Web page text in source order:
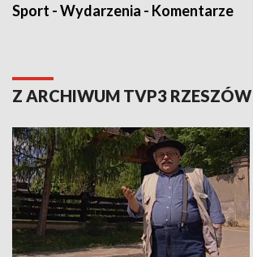
Sport - Wydarzenia - Komentarze
Z ARCHIWUM TVP3 RZESZÓW